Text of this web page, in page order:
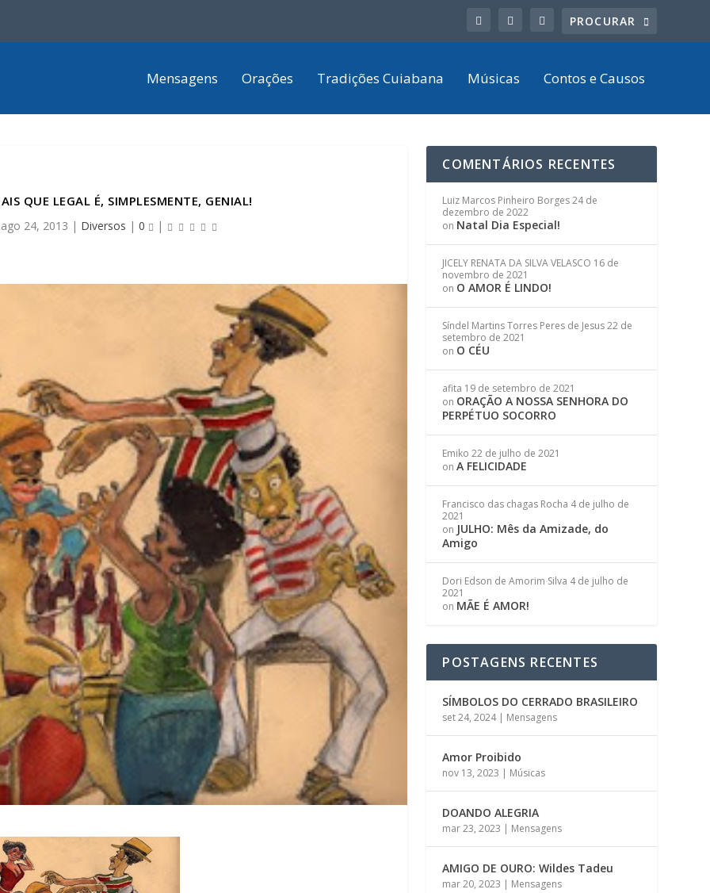
Mensagens Orações Tradições Cuiabana Músicas Contos e Causos
QUE LEGAL É, SIMPLESMENTE, GENIAL!
ago 24, 2013 | Diversos | 0 |
COMENTÁRIOS RECENTES
Luiz Marcos Pinheiro Borges24 de
dezembro de 2022
on Natal Dia Especial!
JICELY RENATA DA SILVA VELASCO 16 de
novembro de 2021
on O AMOR É LINDO!
Síndel Martins Torres Peres de Jesus22 de
setembro de 2021
on O CÉU
afita 19 de setembro de 2021
on ORAÇÃO A NOSSA SENHORA DO
PERPÉTUO SOCORRO
Emiko 22 de julho de 2021
onA FELICIDADE
Francisco das chagas Rocha 4 de julho de
2021
on JULHO: Mês da Amizade, do
Amigo
Dori Edson de Amorim Silva 4 de julho de
2021
on MÃE É AMOR!
POSTAGENS RECENTES
SÍMBOLOS DO CERRADO BRASILEIRO
set 24, 2024| Mensagens
Amor Proibido
nov 13, 2023 | Músicas
DOANDO ALEGRIA
mar 23, 2023 | Mensagens
AMIGO DE OURO: Wildes Tadeu
mar 20, 2023 | Mensagens